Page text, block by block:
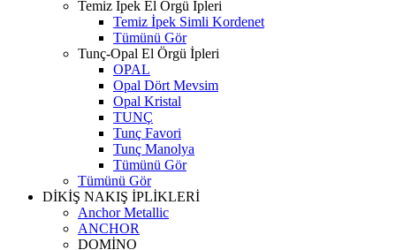
Temiz İpek El Örgü İpleri
Temiz İpek Simli Kordenet
Tümünü Gör
Tunç-Opal El Örgü İpleri
OPAL
Opal Dört Mevsim
Opal Kristal
TUNÇ
Tunç Favori
Tunç Manolya
Tümünü Gör
Tümünü Gör
DİKİŞ NAKIŞ İPLİKLERİ
Anchor Metallic
ANCHOR
DOMİNO